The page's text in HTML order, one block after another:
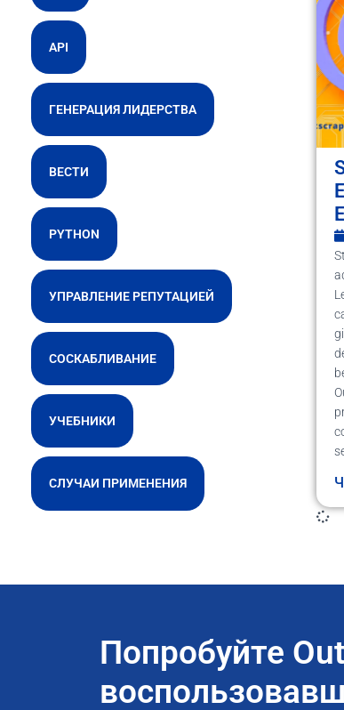
API
ГЕНЕРАЦИЯ ЛИДЕРСТВА
ВЕСТИ
PYTHON
УПРАВЛЕНИЕ РЕПУТАЦИЕЙ
СОСКАБЛИВАНИЕ
УЧЕБНИКИ
СЛУЧАИ ПРИМЕНЕНИЯ
Попробуйте